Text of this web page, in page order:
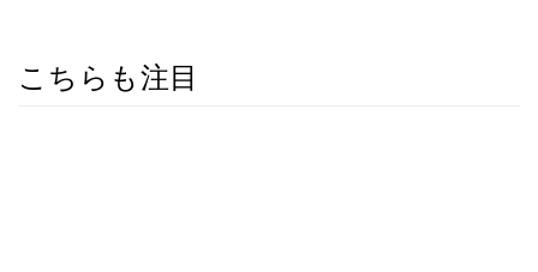
こちらも注目